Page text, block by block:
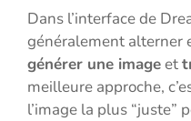
Dans l’interface de
généralement alterner
générer une imageet
meilleure approche,
l’image la plus “juste”